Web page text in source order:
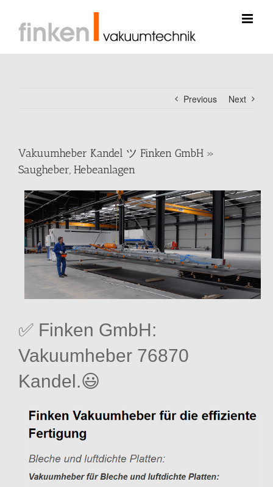
content
Previous Next
Vakuumheber Kandel ツ Finken GmbH »
Saugheber, Hebeanlagen
✅ Finken GmbH:
Vakuumheber 76870
Kandel.😃